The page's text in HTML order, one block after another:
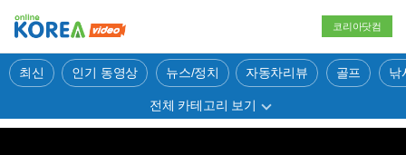
코리아닷컴
최신 인기 동영상 뉴스/정치 자동차리뷰 골프 낚
전체 카테고리 보기